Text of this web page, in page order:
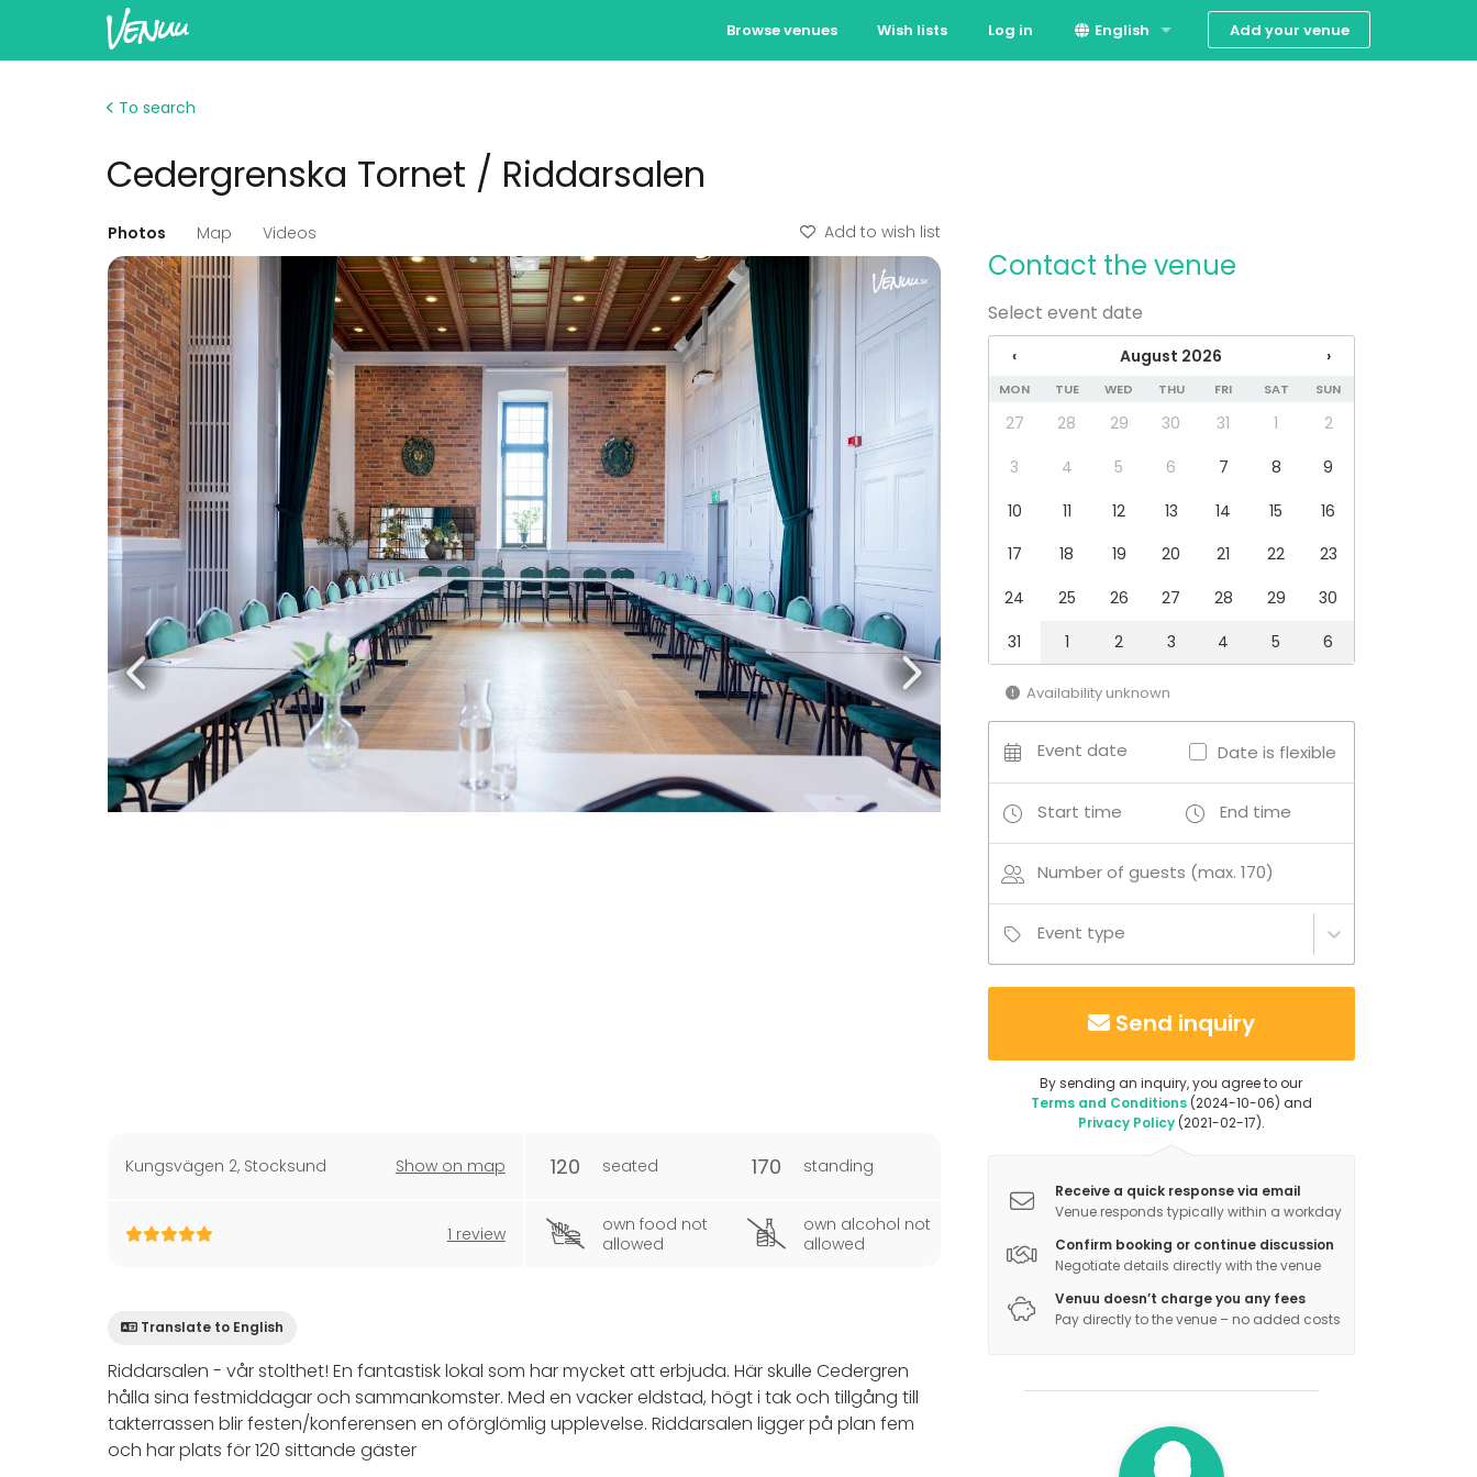
Browse venues Wish lists Log in English Add your venue
To search
Cedergrenska Tornet / Riddarsalen
Photos Map Videos Add to wish list
Kungsvägen 2, Stocksund Show on map
1 review
120 seated 170 standing
own food not
allowed
own alcohol not
allowed
Translate to English
Riddarsalen - vår stolthet! En fantastisk lokal som har mycket att erbjuda. Här skulle Cedergren
hålla sina festmiddagar och sammankomster. Med en vacker eldstad, högt i tak och tillgång till
takterrassen blir festen/konferensen en oförglömlig upplevelse. Riddarsalen ligger på plan fem
och har plats för 120 sittande gäster
Contact the venue
Select event date
‹ August 2026 ›
MON TUE WED THU FRI SAT SUN
27 28 29 30 31 1
2
3
4 5 6 7 8
9
10
11 12 13 14 15
16
17
18 19 20 21 22
23
24
25 26 27 28 29
30
31
1 2 3 4 5 6
Availability unknown
Event date Date is flexible
Start time End time
Number of guests (max. 170)
Event type
Send inquiry
By sending an inquiry, you agree to our
Terms and Conditions(2024-10-06) and
Privacy Policy(2021-02-17).
Receive a quick response via email
Venue responds typically within a workday
Confirm booking or continue discussion
Negotiate details directly with the venue
Venuu doesn’t charge you any fees
Pay directly to the venue – no added costs